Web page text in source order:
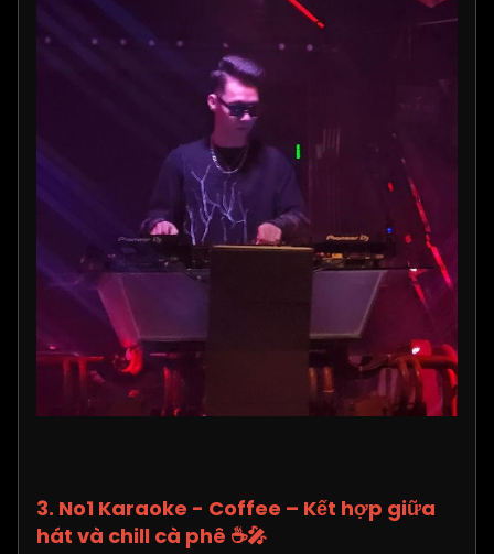
3. No1 Karaoke - Coffee – Kết hợp giữa
hát và chill cà phê ☕🎤